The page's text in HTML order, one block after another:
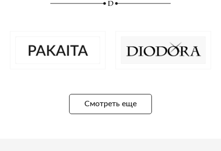
Смотреть еще